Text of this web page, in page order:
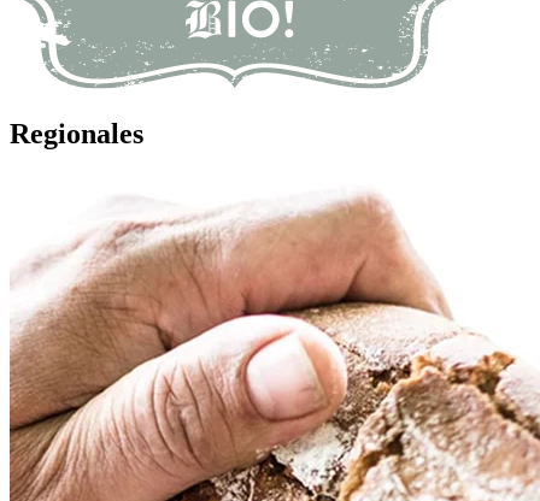
Regionales